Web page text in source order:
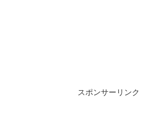
スポンサーリンク